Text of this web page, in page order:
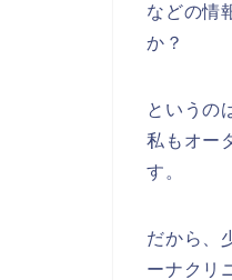
などの情
か？
というの
私もオー
す。
だから、
ーナクリ